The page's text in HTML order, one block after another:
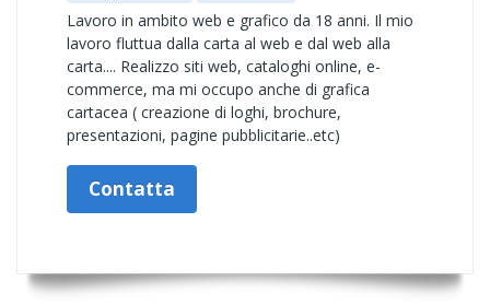
Lavoro in ambito web e grafico da 18 anni. Il mio
lavoro fluttua dalla carta al web e dal web alla
carta.... Realizzo siti web, cataloghi online, e-
commerce, ma mi occupo anche di grafica
cartacea ( creazione di loghi, brochure,
presentazioni, pagine pubblicitarie..etc)
Contatta